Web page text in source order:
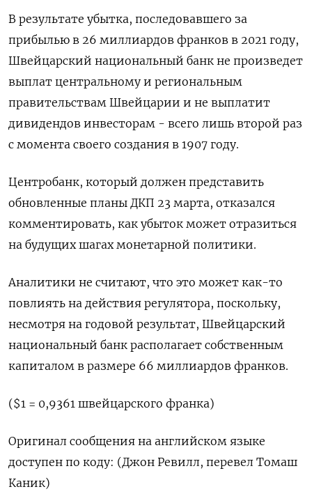
В результате убытка, последовавшего за
прибылью в 26 миллиардов франков в 2021 году,
Швейцарский национальный банк не произведет
выплат центральному и региональным
правительствам Швейцарии и не выплатит
дивидендов инвесторам - всего лишь второй раз
с момента своего создания в 1907 году.
Центробанк, который должен представить
обновленные планы ДКП 23 марта, отказался
комментировать, как убыток может отразиться
на будущих шагах монетарной политики.
Аналитики не считают, что это может как-то
повлиять на действия регулятора, поскольку,
несмотря на годовой результат, Швейцарский
национальный банк располагает собственным
капиталом в размере 66 миллиардов франков.
($1 = 0,9361 швейцарского франка)
Оригинал сообщения на английском языке
доступен по коду: (Джон Ревилл, перевел Томаш
Каник)